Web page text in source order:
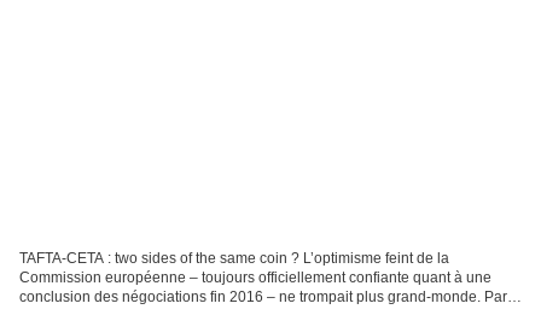
TAFTA-CETA : two sides of the same coin ? L’optimisme feint de la
Commission européenne – toujours officiellement confiante quant à une
conclusion des négociations fin 2016 – ne trompait plus grand-monde. Par